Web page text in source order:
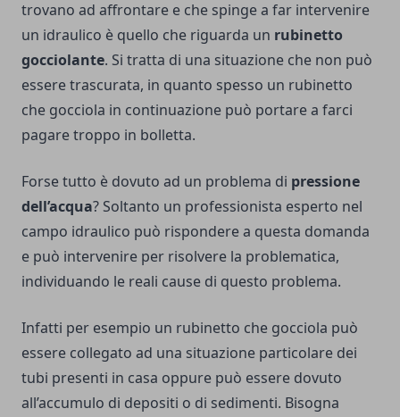
trovano ad affrontare e che spinge a far intervenire
un idraulico è quello che riguarda un rubinetto
gocciolante. Si tratta di una situazione che non può
essere trascurata, in quanto spesso un rubinetto
che gocciola in continuazione può portare a farci
pagare troppo in bolletta.
Forse tutto è dovuto ad un problema di pressione
dell’acqua? Soltanto un professionista esperto nel
campo idraulico può rispondere a questa domanda
e può intervenire per risolvere la problematica,
individuando le reali cause di questo problema.
Infatti per esempio un rubinetto che gocciola può
essere collegato ad una situazione particolare dei
tubi presenti in casa oppure può essere dovuto
all’accumulo di depositi o di sedimenti. Bisogna